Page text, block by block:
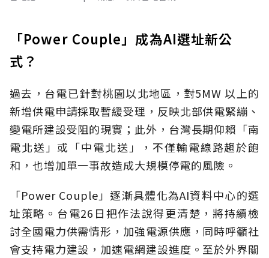
「Power Couple」成為AI選址新公
式？
過去，台電已針對桃園以北地區，對5MW 以上的
新增供電申請採取暫緩受理，反映北部供電緊繃、
變電所建設受阻的現實；此外，台灣長期仰賴「南
電北送」或「中電北送」，不僅輸電線路趨於飽
和，也增加單一事故造成大規模停電的風險。
「Power Couple」逐漸具體化為AI資料中心的選
址策略。台電26日把作法說得更清楚，將持續檢
討全國電力供需情形，加強電源供應，同時呼籲社
會支持電力建設，加速電網建設進度。至於外界關